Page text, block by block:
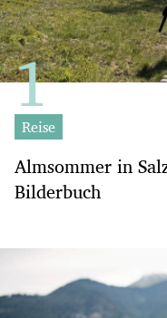
Reise
Almsommer in
Bilderbuch